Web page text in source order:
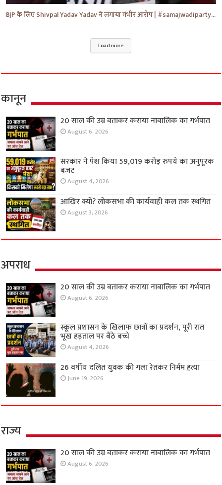
BJP के लिए Shivpal Yadav Yadav ने लगाया गंभीर आरोप | #samajwadiparty | Akhilesh Yadav | #shorts #yt
Load more
कानून
20 साल की उम्र बताकर कराया नाबालिक का गर्भपात
August 6, 2026
सरकार ने पेश किया 59,019 करोड़ रुपये का अनुपूरक
बजट
August 4, 2026
आखिर क्यों? लोकसभा की कार्यवाही कल तक स्थगित
August 3, 2026
अपराध
20 साल की उम्र बताकर कराया नाबालिक का गर्भपात
August 6, 2026
स्कूल प्रशासन के खिलाफ छात्रों का प्रदर्शन, पूरी रात
भूख हड़ताल पर बैठे बच्चे
August 4, 2026
26 वर्षीय दलित युवक की गला रेतकर निर्मम हत्या
June 19, 2026
राज्य
20 साल की उम्र बताकर कराया नाबालिक का गर्भपात
August 6, 2026